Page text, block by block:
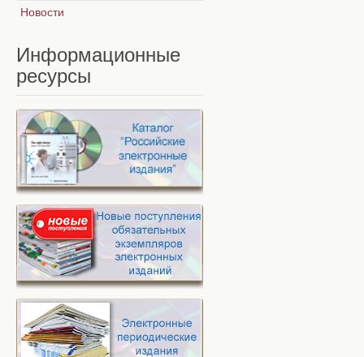
Новости
Информационные
ресурсы